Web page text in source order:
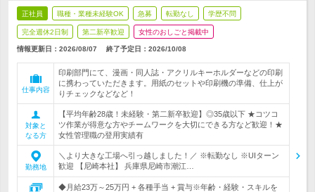
正社員 職種・業種未経験OK 急募 転勤なし 学歴不問
完全週休2日制 第二新卒歓迎 女性のおしごと掲載中
情報更新日：2026/08/07 終了予定日： 2026/10/08
仕事内容
印刷部門にて、漫画・同人誌・アクリルキーホルダーなどの印刷
に携わっていただきます。用紙のセットや印刷機の準備、仕上が
りチェックなどなど！
対象と
なる方
【平均年齢28歳！未経験・第二新卒歓迎】◎35歳以下 ★コツコ
ツ作業が得意な方やチームワークを大切にできる方など歓迎！★
女性管理職の登用実績有
勤務地
＼より大きな工場へ引っ越しました！／ ※転勤なし ※UIターン
歓迎 【尼崎本社】 兵庫県尼崎市潮江…
◆月給23万～25万円 + 各種手当 + 賞与※年齢・経験・スキルを